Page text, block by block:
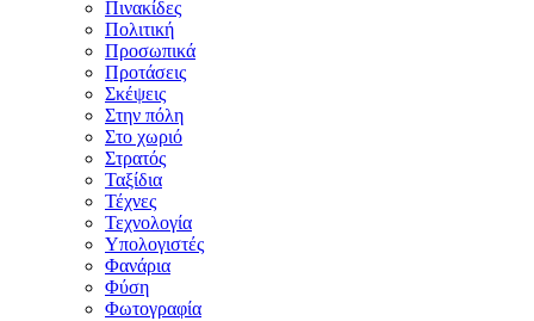
Πινακίδες
Πολιτική
Προσωπικά
Προτάσεις
Σκέψεις
Στην πόλη
Στο χωριό
Στρατός
Ταξίδια
Τέχνες
Τεχνολογία
Υπολογιστές
Φανάρια
Φύση
Φωτογραφία